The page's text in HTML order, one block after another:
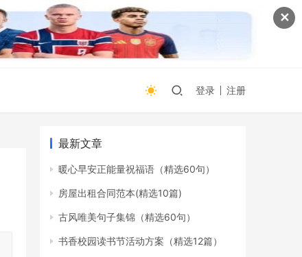
✕
登录 注册
最新文章
暖心早安正能量祝福语（精选60句）
房屋出租合同范本(精选10篇)
古风唯美句子集锦（精选60句）
书香校园读书节活动方案（精选12篇）